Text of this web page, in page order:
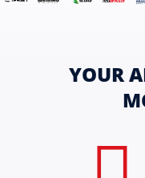
YOUR